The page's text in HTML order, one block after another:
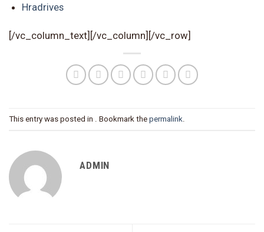
Hradrives
[/vc_column_text][/vc_column][/vc_row]
This entry was posted in . Bookmark the permalink
ADMIN